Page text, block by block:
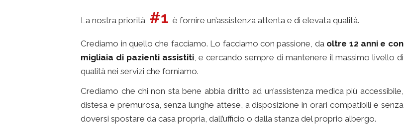
La nostra priorità #1 è fornire un’assistenza attenta e di elevata qualità.
Crediamo in quello che facciamo. Lo facciamo con passione, da oltre 12 anni e con
migliaia di pazienti assistiti , e cercando sempre di mantenere il massimo livello di
qualità nei servizi che forniamo.
Crediamo che chi non sta bene abbia diritto ad un’assistenza medica più accessibile,
distesa e premurosa, senza lunghe attese, a disposizione in orari compatibili e senza
doversi spostare da casa propria, dall’ufficio o dalla stanza del proprio albergo.